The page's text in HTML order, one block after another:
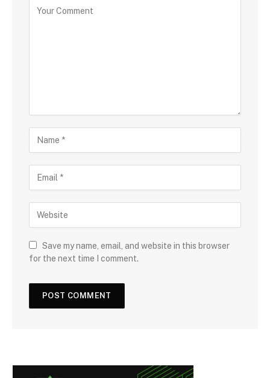
Save my name, email, and website in this browser
for the next time I comment.